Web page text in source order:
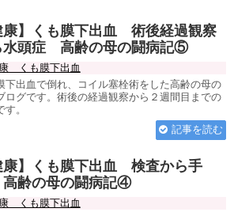
康】くも膜下出血 術後経過観察
水頭症 高齢の母の闘病記⑤
くも膜下出血
下出血で倒れ、コイル塞栓術をした高齢の母の
ログです。術後の経過観察から２週間目までの
。
記事を読む
康】くも膜下出血 検査から手
齢の母の闘病記④
くも膜下出血